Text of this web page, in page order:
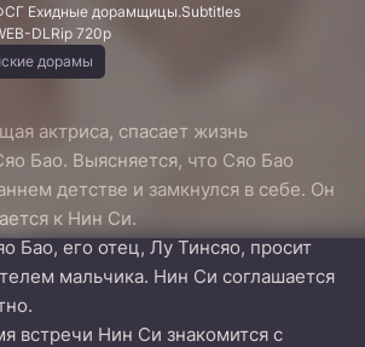
Ехидные дорамщицы.Subtitles
DLRip 720p
дорамы
актриса, спасает жизнь
Бао. Выясняется, что Сяо Бао
детстве и замкнулся в себе. Он
к Нин Си.
Бао, его отец, Лу Тинсяо, просит
мальчика. Нин Си соглашается
встречи Нин Си знакомится с